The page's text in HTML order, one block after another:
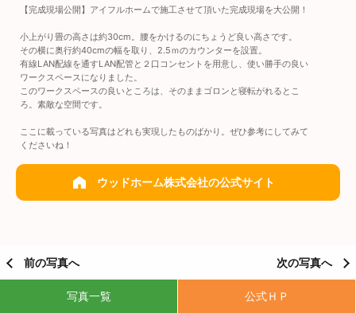
【完成現場公開】アイフルホームで施工させて頂いた完成現場を大公開！
小上がり畳の高さは約30cm。腰をかけるのにちょうど良い高さです。
その横に奥行約40cmの幅を取り、2.5ｍのカウンターを設置。
有線LAN配線を通すLAN配管と２口コンセントを用意し、使い勝手の良い
ワークスペースになりました。
このワークスペースの良いところは、そのままゴロンと寝転がれるとこ
ろ。素敵な空間です。
ここに載っている写真はどれも実現したものばかり。ぜひ参考にしてみて
くださいね！
ウッドホーム株式会社の公式サイト
前の写真へ 次の写真へ
写真一覧 公式ＨＰ